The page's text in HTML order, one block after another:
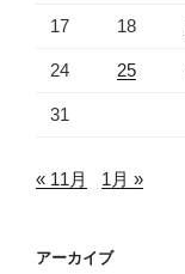
17 18
24 25
31
« 11月 1月 »
アーカイブ